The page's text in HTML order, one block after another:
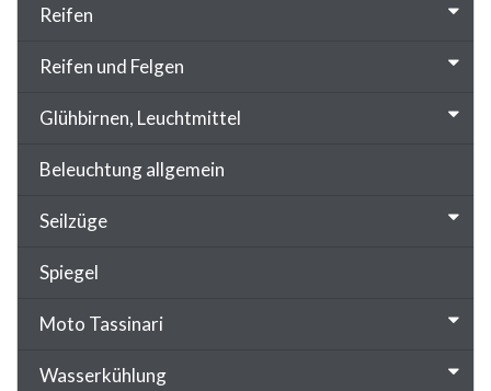
Reifen
Reifen und Felgen
Glühbirnen, Leuchtmittel
Beleuchtung allgemein
Seilzüge
Spiegel
Moto Tassinari
Wasserkühlung